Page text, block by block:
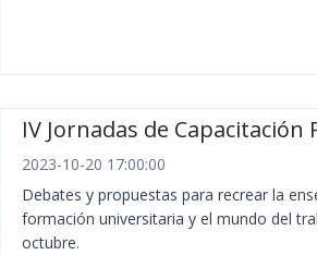
IV Jornadas de Capacitación
2023-10-20 17:00:00
Debates y propuestas para recrear la
formación universitaria y el mundo del
octubre.